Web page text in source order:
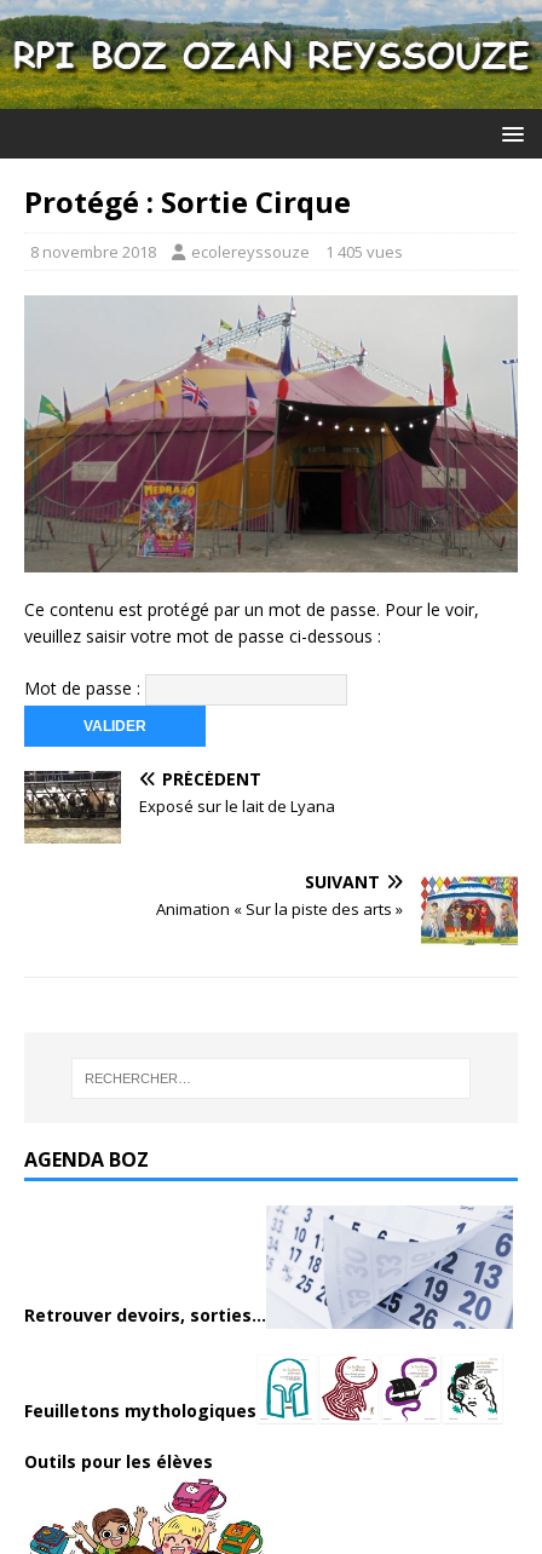
Protégé : Sortie Cirque
8 novembre 2018 ecolereyssouze 1 405 vues
Ce contenu est protégé par un mot de passe. Pour le voir,
veuillez saisir votre mot de passe ci-dessous :
Mot de passe :
PRÉCÉDENT
Exposé sur le lait de Lyana
SUIVANT
Animation « Sur la piste des arts »
AGENDA BOZ
Retrouver devoirs, sorties...
Feuilletons mythologiques
Outils pour les élèves